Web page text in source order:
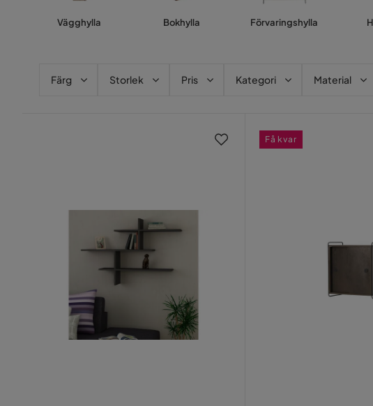
Vägghylla Bokhylla Förvaringshylla
Färg Storlek Pris Kategori Material
Få kvar